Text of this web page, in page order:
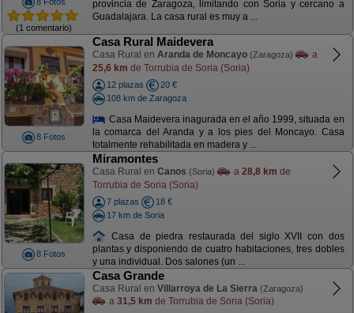
(1 comentario)
provincia de Zaragoza, limitando con Soria y cercano a
Guadalajara. La casa rural es muy a ...
8 Fotos
Casa Rural Maidevera
Casa Rural en Aranda de Moncayo (Zaragoza)
a
25,6 km de Torrubia de Soria (Soria)
12 plazas
20 €
108 km de Zaragoza
Casa Maidevera inagurada en el año 1999, situada en
la comarca del Aranda y a los pies del Moncayo. Casa
totalmente rehabilitada en madera y ...
8 Fotos
Miramontes
Casa Rural en Canos (Soria) a 28,8 km de
Torrubia de Soria (Soria)
7 plazas
18 €
17 km de Soria
Casa de piedra restaurada del siglo XVII con dos
plantas y disponiendo de cuatro habitaciones, tres dobles
y una individual. Dos salones (un ...
Casa Grande
Casa Rural en Villarroya de La Sierra (Zaragoza)
a 31,5 km de Torrubia de Soria (Soria)